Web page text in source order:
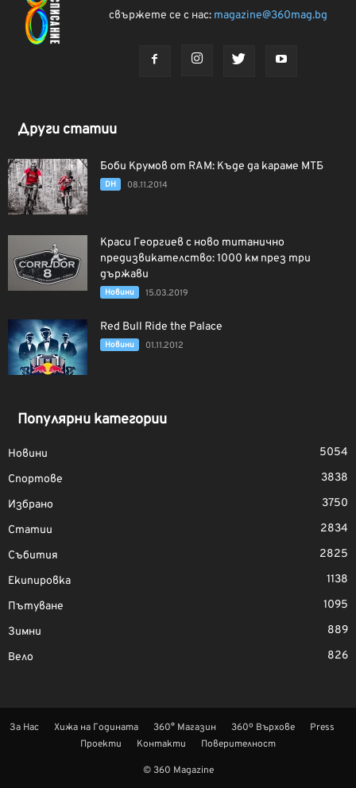
свържете се с нас: magazine@360mag.bg
Други статии
Боби Крумов от RAM: Къде да караме МТБ
DH 08.11.2014
Краси Георгиев с ново титанично
предизвикателство: 1000 км през три
държави
Новини 15.03.2019
Red Bull Ride the Palace
Новини 01.11.2012
Популярни категории
Новини
5054
Спортове
3838
Избрано
3750
Статии
2834
Събития
2825
Екипировка
1138
Пътуване
1095
Зимни
889
Вело
826
За Нас Хижа на Годината 360° Магазин 360º Върхове
Press
Проекти
Контакти Поверителност
© 360 Magazine